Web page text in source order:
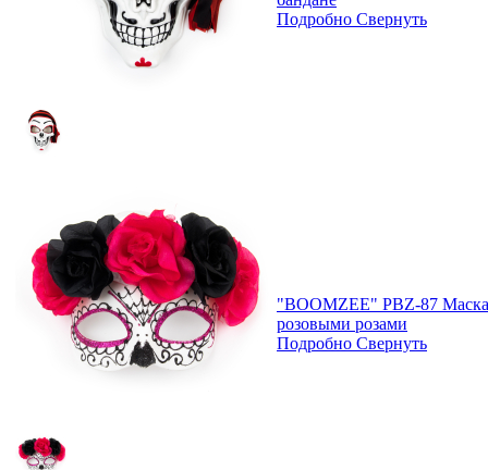
Подробно Свернуть
"BOOMZEE" PBZ-87 Маска
розовыми розами
Подробно Свернуть